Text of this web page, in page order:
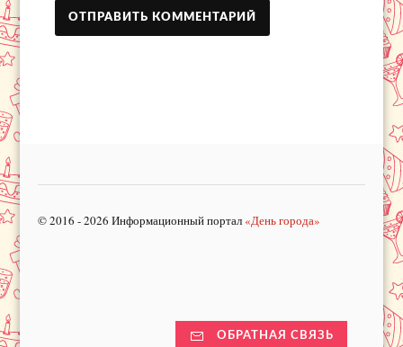
© 2016 - 2026 Информационный портал «День города»
ОБРАТНАЯ СВЯЗЬ